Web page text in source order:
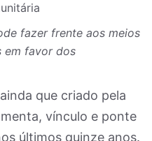
fazer frente aos meios
em favor dos
que criado pela
vínculo e ponte
últimos quinze anos.